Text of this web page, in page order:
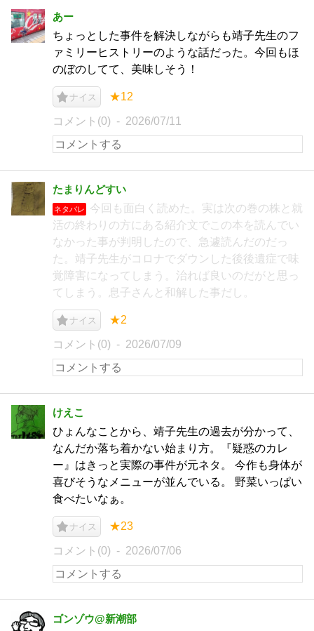
あー
ちょっとした事件を解決しながらも靖子先生のフ
ァミリーヒストリーのような話だった。今回もほ
のぼのしてて、美味しそう！
ナイス ★12
コメント(0) 2026/07/11
たまりんどすい
ネタバレ
今回も面白く読めた。実は次の巻の株と就
活の終わりの方にある紹介文でこの本を読んでい
なかった事が判明したので、急遽読んだのだっ
た。靖子先生がコロナでダウンした後後遺症で味
覚障害になってしまう。治れば良いのだがと思っ
てしまう。息子さんと和解した事だし。
ナイス ★2
コメント(0) 2026/07/09
けえこ
ひょんなことから、靖子先生の過去が分かって、
なんだか落ち着かない始まり方。『疑惑のカレ
ー』はきっと実際の事件が元ネタ。 今作も身体が
喜びそうなメニューが並んでいる。 野菜いっぱい
食べたいなぁ。
ナイス ★23
コメント(0) 2026/07/06
ゴンゾウ@新潮部